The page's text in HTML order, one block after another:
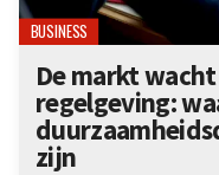
BUSINESS
De markt
regelgeving:
zijn